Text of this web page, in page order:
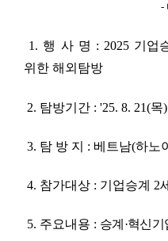
-
1 . 행 사 명 : 2025 기업
위한 해외탐방
2. 탐방기간 : '25. 8. 21(목
3. 탐 방 지 : 베트남(하노이
4. 참가대상 : 기업승계 2
5. 주요내용 : 승계·혁신기